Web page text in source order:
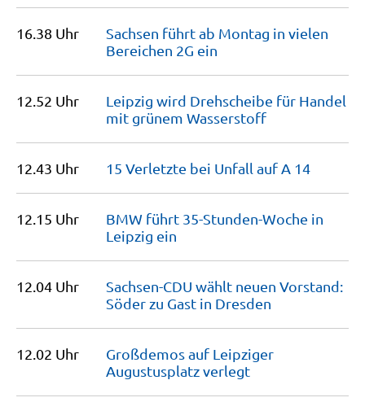
16.38 Uhr
Sachsen führt ab Montag in vielen
Bereichen 2G ein
12.52 Uhr
Leipzig wird Drehscheibe für Handel
mit grünem Wasserstoff
12.43 Uhr 15 Verletzte bei Unfall auf A 14
12.15 Uhr
BMW führt 35-Stunden-Woche in
Leipzig ein
12.04 Uhr
Sachsen-CDU wählt neuen Vorstand:
Söder zu Gast in Dresden
12.02 Uhr
Großdemos auf Leipziger
Augustusplatzverlegt